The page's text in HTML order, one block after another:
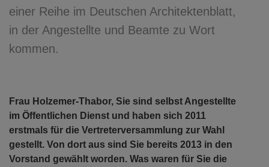
einer Reihe im Deutschen Architektenblatt,
in der Angestellte und Beamte zu Wort
kommen.
Frau Holzemer-Thabor, Sie sind selbst Angestellte
im Öffentlichen Dienst und haben sich 2011
erstmals für die Vertreterversammlung zur Wahl
gestellt. Von dort aus sind Sie bereits 2013 in den
Vorstand gewählt worden. Was waren für Sie die